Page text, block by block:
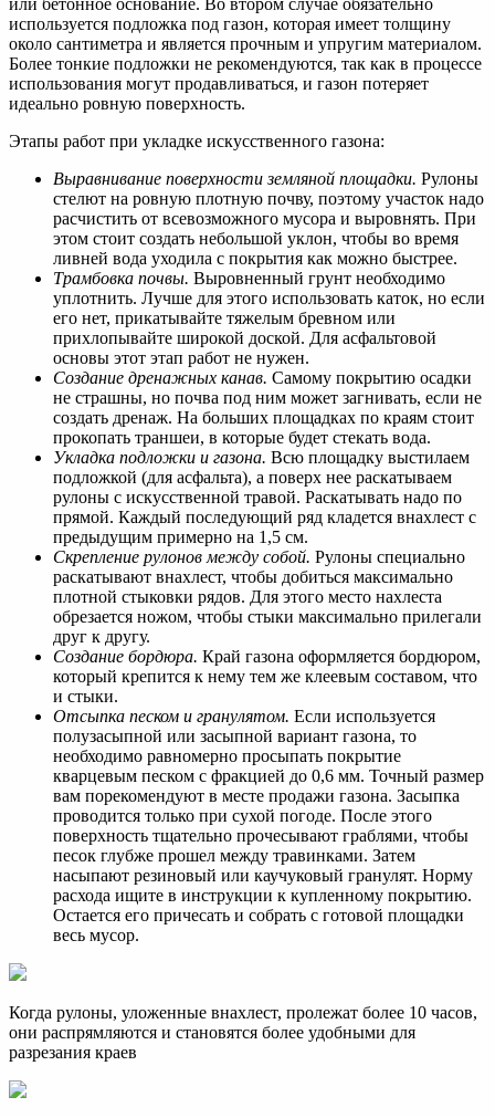
используется подложка под газон, которая имеет толщину
около сантиметра и является прочным и упругим материалом.
Более тонкие подложки не рекомендуются, так как в процессе
использования могут продавливаться, и газон потеряет
идеально ровную поверхность.
Этапы работ при укладке искусственного газона:
Выравнивание поверхности земляной площадки. Рулоны
стелют на ровную плотную почву, поэтому участок надо
расчистить от всевозможного мусора и выровнять. При
этом стоит создать небольшой уклон, чтобы во время
ливней вода уходила с покрытия как можно быстрее.
Трамбовка почвы. Выровненный грунт необходимо
уплотнить. Лучше для этого использовать каток, но если
его нет, прикатывайте тяжелым бревном или
прихлопывайте широкой доской. Для асфальтовой
основы этот этап работ не нужен.
Создание дренажных канав. Самому покрытию осадки
не страшны, но почва под ним может загнивать, если не
создать дренаж. На больших площадках по краям стоит
прокопать траншеи, в которые будет стекать вода.
Укладка подложки и газона. Всю площадку выстилаем
подложкой (для асфальта), а поверх нее раскатываем
рулоны с искусственной травой. Раскатывать надо по
прямой. Каждый последующий ряд кладется внахлест с
предыдущим примерно на 1,5 см.
Скрепление рулонов между собой. Рулоны специально
раскатывают внахлест, чтобы добиться максимально
плотной стыковки рядов. Для этого место нахлеста
обрезается ножом, чтобы стыки максимально прилегали
друг к другу.
Создание бордюра. Край газона оформляется бордюром,
который крепится к нему тем же клеевым составом, что
и стыки.
Отсыпка песком и гранулятом. Если используется
полузасыпной или засыпной вариант газона, то
необходимо равномерно просыпать покрытие
кварцевым песком с фракцией до 0,6 мм. Точный размер
вам порекомендуют в месте продажи газона. Засыпка
проводится только при сухой погоде. После этого
поверхность тщательно прочесывают граблями, чтобы
песок глубже прошел между травинками. Затем
насыпают резиновый или каучуковый гранулят. Норму
расхода ищите в инструкции к купленному покрытию.
Остается его причесать и собрать с готовой площадки
весь мусор.
Когда рулоны, уложенные внахлест, пролежат более 10 часов,
они распрямляются и становятся более удобными для
разрезания краев